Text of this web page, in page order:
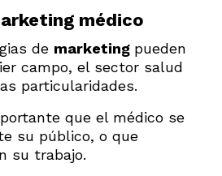
médico
de marketing pueden
campo, el sector salud
particularidades.
que el médico se
su público, o que
su trabajo.